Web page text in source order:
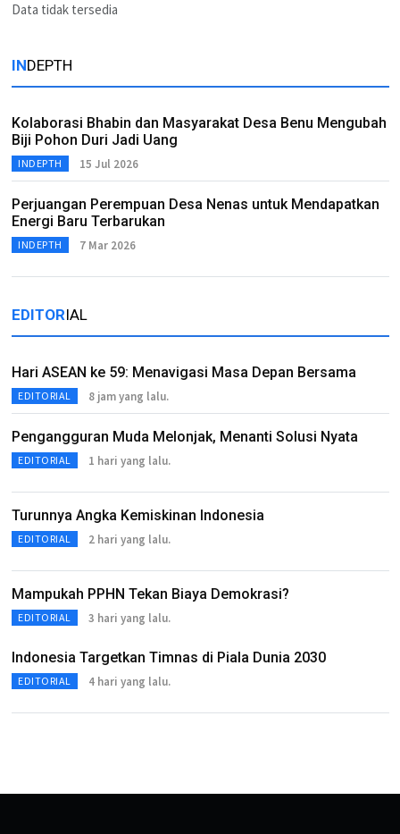
Data tidak tersedia
INDEPTH
Kolaborasi Bhabin dan Masyarakat Desa Benu Mengubah
Biji Pohon Duri Jadi Uang
INDEPTH 15 Jul 2026
Perjuangan Perempuan Desa Nenas untuk Mendapatkan
Energi Baru Terbarukan
INDEPTH 7 Mar 2026
EDITORIAL
Hari ASEAN ke 59: Menavigasi Masa Depan Bersama
EDITORIAL 8 jam yang lalu.
Pengangguran Muda Melonjak, Menanti Solusi Nyata
EDITORIAL 1 hari yang lalu.
Turunnya Angka Kemiskinan Indonesia
EDITORIAL 2 hari yang lalu.
Mampukah PPHN Tekan Biaya Demokrasi?
EDITORIAL 3 hari yang lalu.
Indonesia Targetkan Timnas di Piala Dunia 2030
EDITORIAL 4 hari yang lalu.